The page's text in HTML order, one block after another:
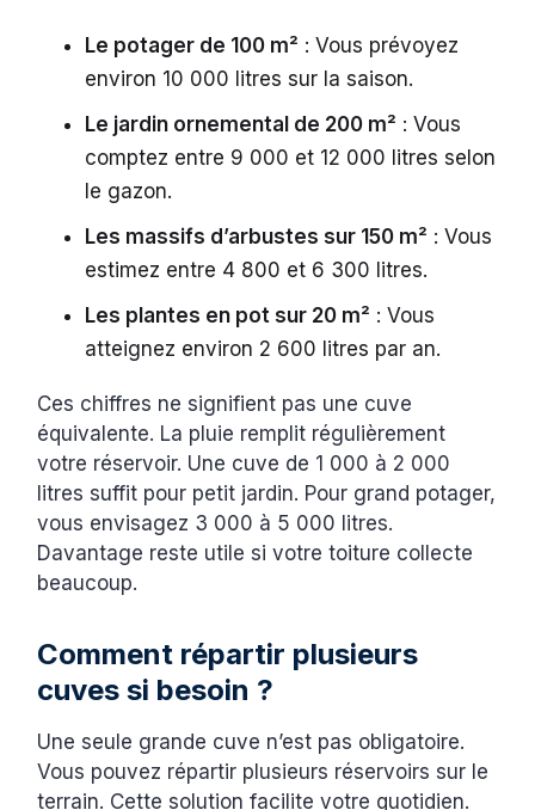
Le potager de 100 m² : Vous prévoyez
environ 10 000 litres sur la saison.
Le jardin ornemental de 200 m² : Vous
comptez entre 9 000 et 12 000 litres selon
le gazon.
Les massifs d’arbustes sur 150 m² : Vous
estimez entre 4 800 et 6 300 litres.
Les plantes en pot sur 20 m² : Vous
atteignez environ 2 600 litres par an.
Ces chiffres ne signifient pas une cuve
équivalente. La pluie remplit régulièrement
votre réservoir. Une cuve de 1 000 à 2 000
litres suffit pour petit jardin. Pour grand potager,
vous envisagez 3 000 à 5 000 litres.
Davantage reste utile si votre toiture collecte
beaucoup.
Comment répartir plusieurs
cuves si besoin ?
Une seule grande cuve n’est pas obligatoire.
Vous pouvez répartir plusieurs réservoirs sur le
terrain. Cette solution facilite votre quotidien.